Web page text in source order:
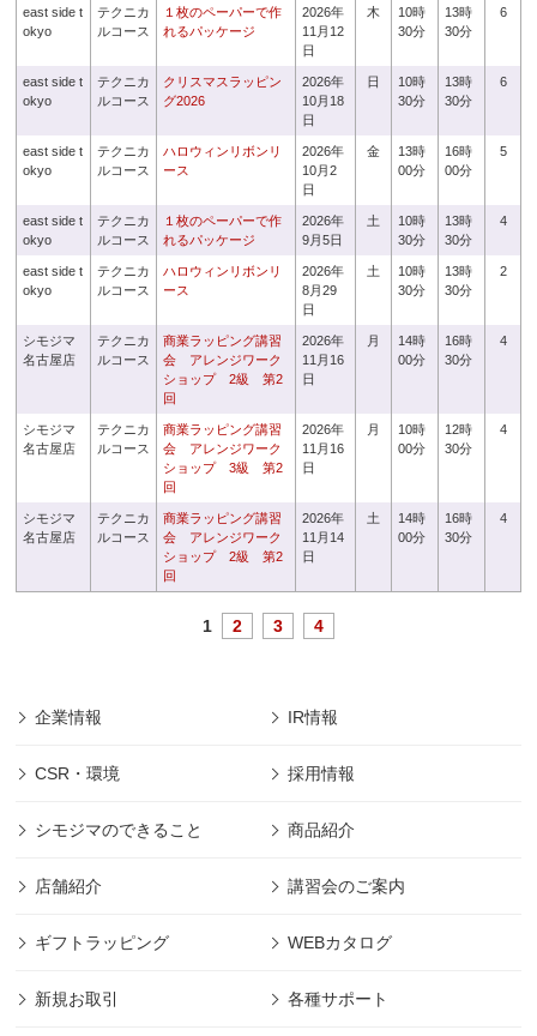
east side t
okyo
テクニカ
ルコース
１枚のペーパーで作
れるパッケージ
2026年
11月12
日
木
10時
30分
13時
30分
6
east side t
okyo
テクニカ
ルコース
クリスマスラッピン
グ2026
2026年
10月18
日
日
10時
30分
13時
30分
6
east side t
okyo
テクニカ
ルコース
ハロウィンリボンリ
ース
2026年
10月2
日
金
13時
00分
16時
00分
5
east side t
okyo
テクニカ
ルコース
１枚のペーパーで作
れるパッケージ
2026年
9月5日
土
10時
30分
13時
30分
4
east side t
okyo
テクニカ
ルコース
ハロウィンリボンリ
ース
2026年
8月29
日
土
10時
30分
13時
30分
2
シモジマ
名古屋店
テクニカ
ルコース
商業ラッピング講習
会 アレンジワーク
ショップ 2級 第2
回
2026年
11月16
日
月
14時
00分
16時
30分
4
シモジマ
名古屋店
テクニカ
ルコース
商業ラッピング講習
会 アレンジワーク
ショップ 3級 第2
回
2026年
11月16
日
月
10時
00分
12時
30分
4
シモジマ
名古屋店
テクニカ
ルコース
商業ラッピング講習
会 アレンジワーク
ショップ 2級 第2
回
2026年
11月14
日
土
14時
00分
16時
30分
4
1 2 3 4
企業情報 IR情報
CSR・環境 採用情報
シモジマのできること 商品紹介
店舗紹介 講習会のご案内
ギフトラッピング WEBカタログ
新規お取引 各種サポート